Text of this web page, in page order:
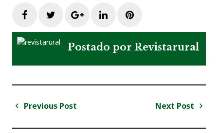
a
c
e
w
i
t
G
o
g
n
k
i
n
t
Postado por Revistarural
N Previous Post
Next Post